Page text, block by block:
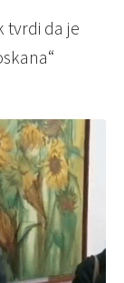
tvrdi da je